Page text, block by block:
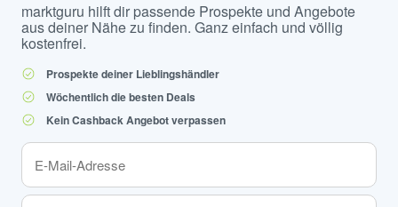
marktguru hilft dir passende Prospekte und Angebote
aus deiner Nähe zu finden. Ganz einfach und völlig
kostenfrei.
Prospekte deiner Lieblingshändler
Wöchentlich die besten Deals
Kein Cashback Angebot verpassen